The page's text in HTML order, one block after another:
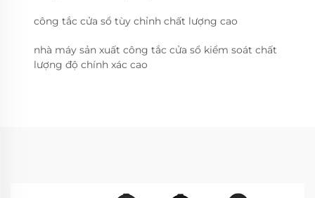
công tắc cửa sổ tùy chỉnh chất lượng cao
nhà máy sản xuất công tắc cửa sổ kiểm soát chất
lượng độ chính xác cao